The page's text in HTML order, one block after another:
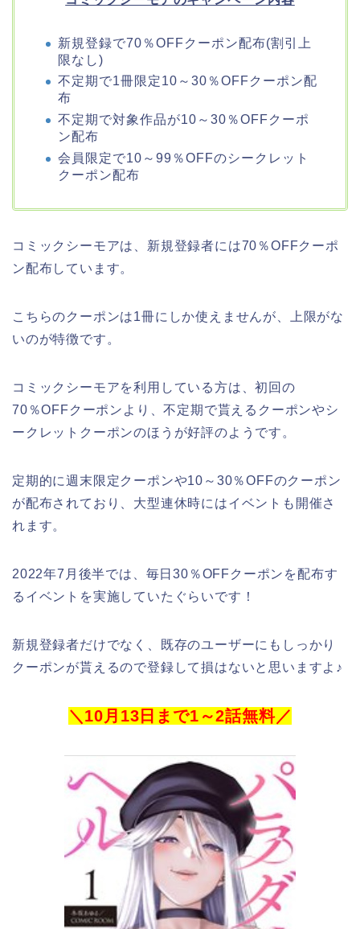
新規登録で70％OFFクーポン配布(割引上
限なし)
不定期で1冊限定10～30％OFFクーポン配
布
不定期で対象作品が10～30％OFFクーポ
ン配布
会員限定で10～99％OFFのシークレット
クーポン配布
コミックシーモアは、新規登録者には70％OFFクーポ
ン配布しています。
こちらのクーポンは1冊にしか使えませんが、上限がな
いのが特徴です。
コミックシーモアを利用している方は、初回の
70％OFFクーポンより、不定期で貰えるクーポンやシ
ークレットクーポンのほうが好評のようです。
定期的に週末限定クーポンや10～30％OFFのクーポン
が配布されており、大型連休時にはイベントも開催さ
れます。
2022年7月後半では、毎日30％OFFクーポンを配布す
るイベントを実施していたぐらいです！
新規登録者だけでなく、既存のユーザーにもしっかり
クーポンが貰えるので登録して損はないと思いますよ♪
＼10月13日まで1～2話無料／